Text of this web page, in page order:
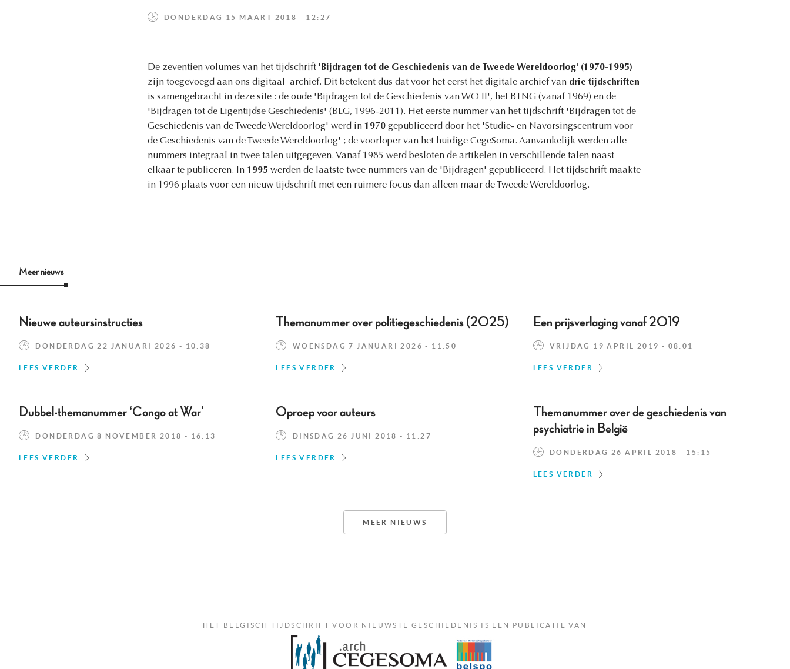
DONDERDAG 15 MAART 2018 - 12:27
De zeventien volumes van het tijdschrift 'Bijdragen tot de Geschiedenis van de Tweede Wereldoorlog' (1970-1995)
zijn toegevoegd aan ons digitaal archief. Dit betekent dus dat voor het eerst het digitale archief van drie tijdschriften
is samengebracht in deze site : de oude 'Bijdragen tot de Geschiedenis van WO II', het BTNG (vanaf 1969) en de
'Bijdragen tot de Eigentijdse Geschiedenis' (BEG, 1996-2011). Het eerste nummer van het tijdschrift 'Bijdragen tot de
Geschiedenis van de Tweede Wereldoorlog' werd in 1970 gepubliceerd door het 'Studie- en Navorsingscentrum voor
de Geschiedenis van de Tweede Wereldoorlog' ; de voorloper van het huidige CegeSoma. Aanvankelijk werden alle
nummers integraal in twee talen uitgegeven. Vanaf 1985 werd besloten de artikelen in verschillende talen naast
elkaar te publiceren. In 1995 werden de laatste twee nummers van de 'Bijdragen' gepubliceerd. Het tijdschrift maakte
in 1996 plaats voor een nieuw tijdschrift met een ruimere focus dan alleen maar de Tweede Wereldoorlog.
Meer nieuws
Nieuwe auteursinstructies
DONDERDAG 22 JANUARI 2026 - 10:38
LEES VERDER
Themanummer over politiegeschiedenis (2025)
WOENSDAG 7 JANUARI 2026 - 11:50
LEES VERDER
Een prijsverlaging vanaf 2019
VRIJDAG 19 APRIL 2019 - 08:01
LEES VERDER
Dubbel-themanummer ‘Congo at War’
DONDERDAG 8 NOVEMBER 2018 - 16:13
LEES VERDER
Oproep voor auteurs
DINSDAG 26 JUNI 2018 - 11:27
LEES VERDER
Themanummer over de geschiedenis van
psychiatrie in België
DONDERDAG 26 APRIL 2018 - 15:15
LEES VERDER
MEER NIEUWS
HET BELGISCH TIJDSCHRIFT VOOR NIEUWSTE GESCHIEDENIS IS EEN PUBLICATIE VAN